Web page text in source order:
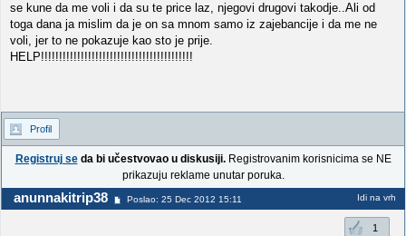
se kune da me voli i da su te price laz, njegovi drugovi takodje..Ali od
toga dana ja mislim da je on sa mnom samo iz zajebancije i da me ne
voli, jer to ne pokazuje kao sto je prije.
HELP!!!!!!!!!!!!!!!!!!!!!!!!!!!!!!!!!!!!!!!!!!
Profil
Registruj seda bi učestvovao u diskusiji.Registrovanim korisnicima se NE
prikazuju reklame unutar poruka.
anunnakitrip38 Poslao: 25 Dec 2012 15:11 Idi na vrh
1